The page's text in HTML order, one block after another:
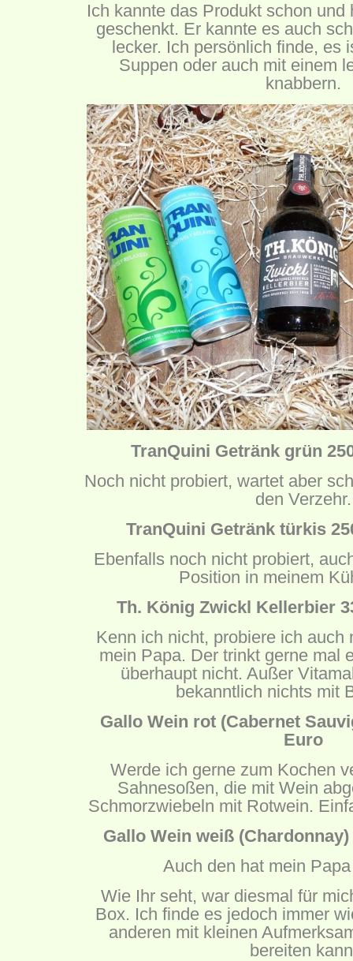
Ich kannte das Produkt schon
geschenkt. Er kannte es auch
lecker. Ich persönlich finde, es
Suppen oder auch mit einem
knabbern.
TranQuini Getränk grün
Noch nicht probiert, wartet aber
den Verzehr.
TranQuini Getränk türkis
Ebenfalls noch nicht probiert,
Position in meinem
Th. König Zwickl Kellerbier
Kenn ich nicht, probiere ich auch
mein Papa. Der trinkt gerne mal
überhaupt nicht. Außer
bekanntlich nichts mit
Gallo Wein rot (Cabernet
Euro
Werde ich gerne zum Kochen
Sahnesoßen, die mit Wein
Schmorzwiebeln mit Rotwein.
Gallo Wein weiß
Auch den hat mein
Wie Ihr seht, war diesmal für
Box. Ich finde es jedoch immer
anderen mit kleinen
bereiten